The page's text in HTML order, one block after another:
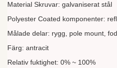
Material Skruvar: galvaniserat stål
Polyester Coated komponenter:
Målade delar: rygg, pole mount,
Färg: antracit
Relativ fuktighet: 0% ~ 100%